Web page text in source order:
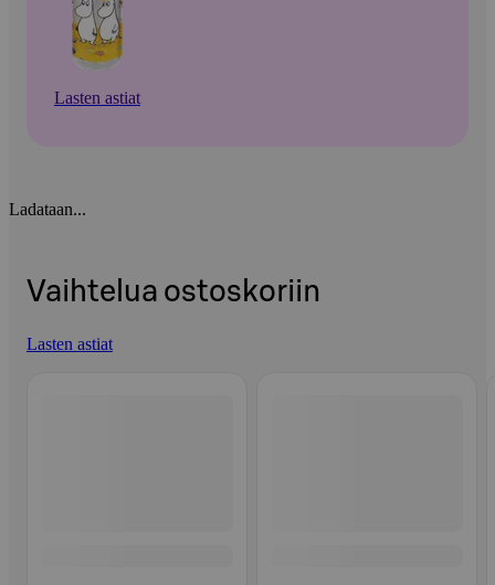
Lasten astiat
Ladataan...
Vaihtelua ostoskoriin
Lasten astiat